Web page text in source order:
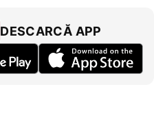
DESCARCĂ APP